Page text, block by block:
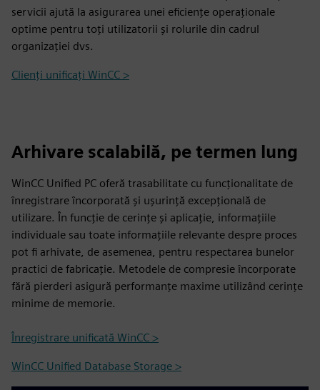
servicii ajută la asigurarea unei eficiențe operaționale
optime pentru toți utilizatorii și rolurile din cadrul
organizației dvs.
Clienți unificați WinCC >
Arhivare scalabilă, pe termen lung
WinCC Unified PC oferă trasabilitate cu funcționalitate de
înregistrare încorporată și ușurință excepțională de
utilizare. În funcție de cerințe și aplicație, informațiile
individuale sau toate informațiile relevante despre proces
pot fi arhivate, de asemenea, pentru respectarea bunelor
practici de fabricație. Metodele de compresie încorporate
fără pierderi asigură performanțe maxime utilizând cerințe
minime de memorie.
Înregistrare unificată WinCC >
WinCC Unified Database Storage >